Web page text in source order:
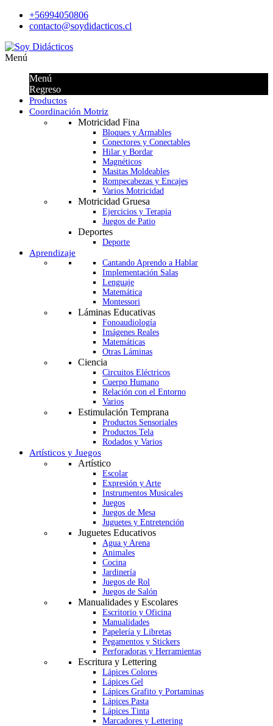
+56994050806
contacto@soydidacticos.cl
Menú
Menú
Regreso
Productos
Coordinación Motriz
Motricidad Fina
Bloques y Armables
Conectores y Conectables
Hilar y Bordar
Magnéticos
Masitas Moldeables
Rompecabezas y Encajes
Varios Motricidad
Motricidad Gruesa
Ejercicios y Terapia
Juegos de Patio
Deportes
Deporte
Aprendizaje
Cantando Aprendo a Hablar
Implementación Salas
Lenguaje
Matemática
Montessori
Láminas Educativas
Fonoaudiología
Imágenes Reales
Matemáticas
Otras Láminas
Ciencia
Circuitos Eléctricos
Cuerpo Humano
Relación con el Entorno
Varios
Estimulación Temprana
Productos Sensoriales
Productos Tela
Rodados y Varios
Artísticos y Juegos
Artístico
Escolar
Expresión y Arte
Instrumentos Musicales
Juegos
Juegos de Mesa
Juguetes y Entretención
Juguetes Educativos
Agua y Arena
Animales
Cocina
Jardinería
Juegos de Rol
Juegos de Salón
Manualidades y Escolares
Escritorio y Oficina
Manualidades
Papelería y Libretas
Pegamentos y Stickers
Perforadoras y Herramientas
Escritura y Lettering
Lápices Colores
Lápices Gel
Lápices Grafito y Portaminas
Lápices Pasta
Lápices Tinta
Marcadores y Lettering